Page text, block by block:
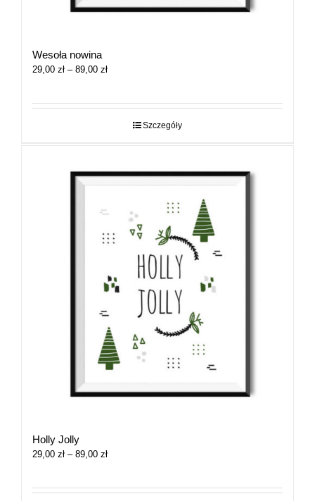
Wesoła nowina
29,00 zł – 89,00 złZakres
29,00 zł
Szczegóły
Holly Jolly
29,00 zł – 89,00 złZakres
29,00 zł